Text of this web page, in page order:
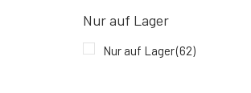
Nur auf Lager
Nur auf Lager(62)